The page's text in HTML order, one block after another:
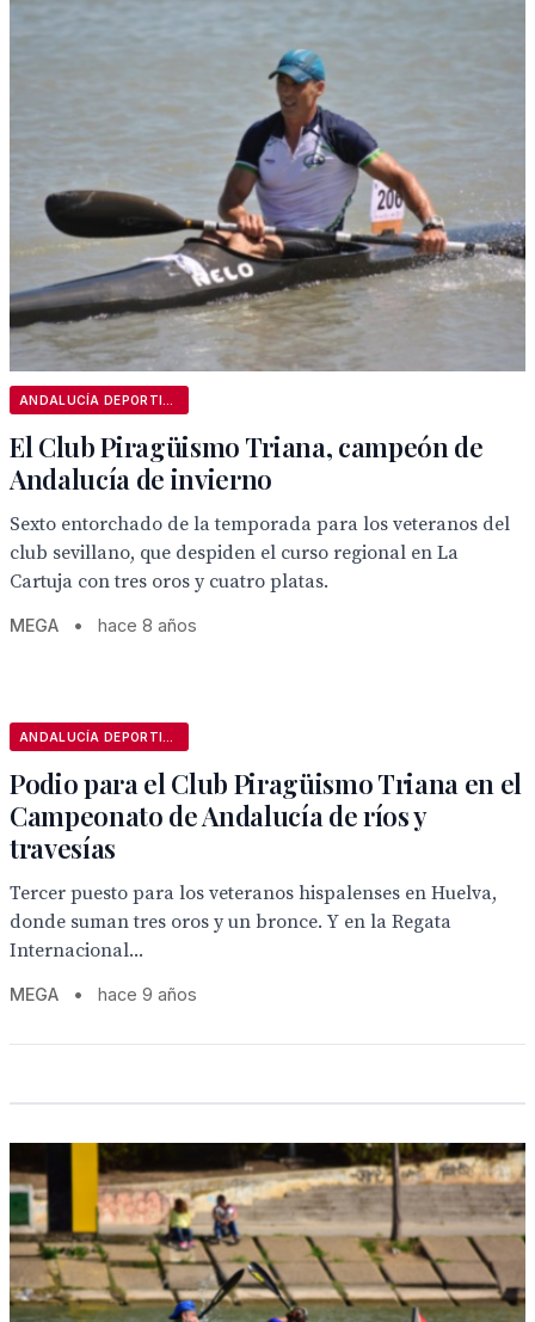
El Club Piragüismo Triana, campeón de
Andalucía de invierno
Sexto entorchado de la temporada para los veteranos del
club sevillano, que despiden el curso regional en La
Cartuja con tres oros y cuatro platas.
MEGA • hace 8 años
Podio para el Club Piragüismo Triana en el
Campeonato de Andalucía de ríos y
travesías
Tercer puesto para los veteranos hispalenses en Huelva,
donde suman tres oros y un bronce. Y en la Regata
Internacional...
MEGA • hace 9 años